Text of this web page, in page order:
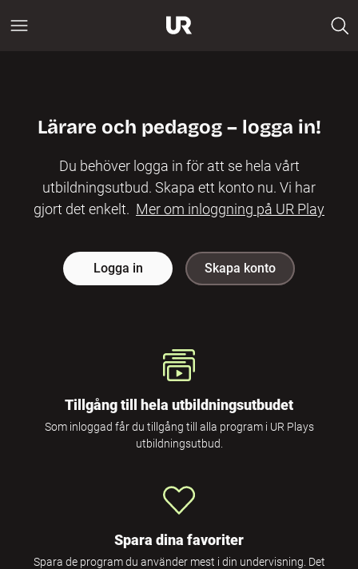
Lärare och pedagog – logga in!
Du behöver logga in för att se hela vårt
utbildningsutbud. Skapa ett konto nu. Vi har
gjort det enkelt. Mer om inloggning på UR Play
Logga in Skapa konto
Tillgång till hela utbildningsutbudet
Som inloggad får du tillgång till alla program i UR Plays
utbildningsutbud.
Spara dina favoriter
Spara de program du använder mest i din undervisning. Det